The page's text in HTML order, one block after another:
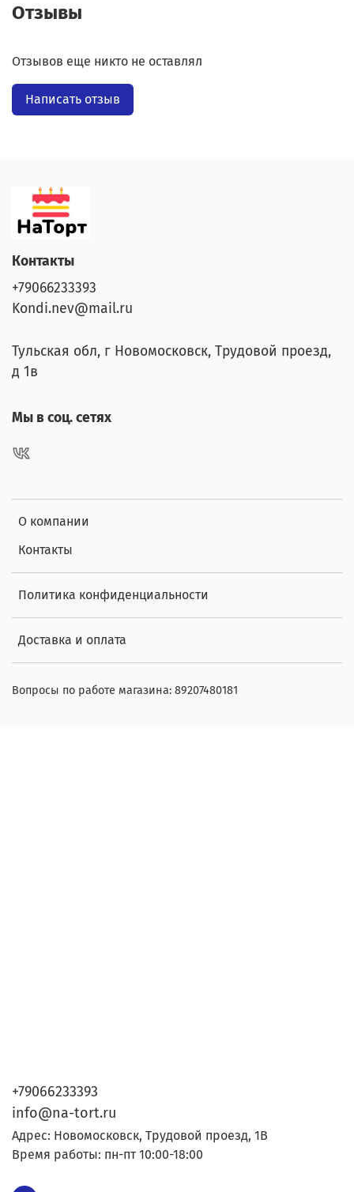
Отзывы
Отзывов еще никто не оставлял
Написать отзыв
О компании
Контакты
Политика конфиденциальности
Доставка и оплата
Контакты
+79066233393
Kondi.nev@mail.ru
Тульская обл, г Новомосковск, Трудовой проезд,
д 1в
Мы в соц. сетях
Вопросы по работе магазина: 89207480181
+79066233393
info@na-tort.ru
Адрес: Новомосковск, Трудовой проезд, 1В
Время работы: пн-пт 10:00-18:00